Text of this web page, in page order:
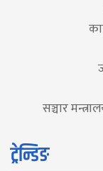
सञ्चार
ट्रेन्डिङ